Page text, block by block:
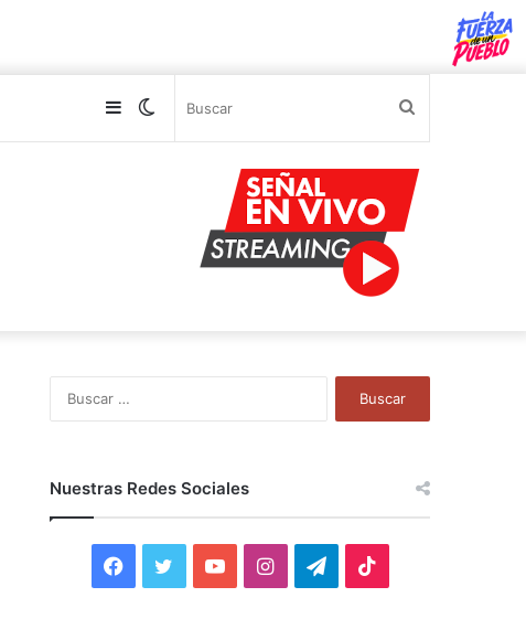
Switch
Sidebar
Nuestras Redes Sociales
F
Y
I
T